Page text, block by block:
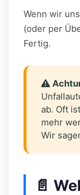
Wenn wir
(oder per
Fertig.
ab. Oft
mehr
Wir
📄